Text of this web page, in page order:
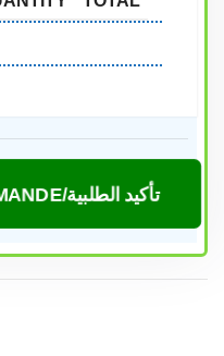
CONFIRMER LA COMMANDE/تأكيد الطلبية